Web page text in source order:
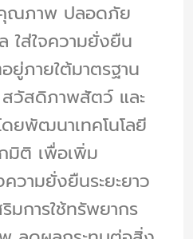
ณภาพ ปลอดภัย
ใส่ใจความยั่งยืน
ยู่ภายใต้มาตรฐาน
วัสดิภาพสัตว์ และ
ยพัฒนาเทคโนโลยี
มิติ เพื่อเพิ่ม
วามยั่งยืนระยะยาว
มการใช้ทรัพยากร